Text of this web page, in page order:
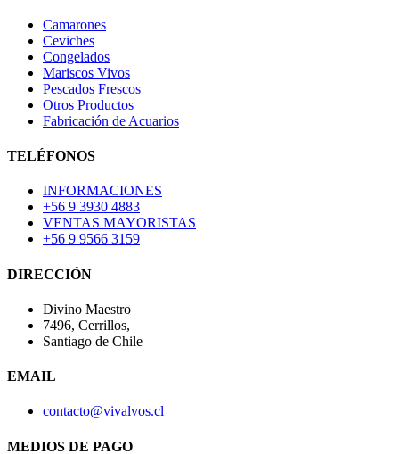
Camarones
Ceviches
Congelados
Mariscos Vivos
Pescados Frescos
Otros Productos
Fabricación de Acuarios
TELÉFONOS
INFORMACIONES
+56 9 3930 4883
VENTAS MAYORISTAS
+56 9 9566 3159
DIRECCIÓN
Divino Maestro
7496, Cerrillos,
Santiago de Chile
EMAIL
contacto@vivalvos.cl
MEDIOS DE PAGO